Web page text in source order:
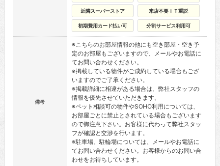
近隣スーパーストア 来店不要ＩＴ重説
初期費用カード払い可 分割サービス利用可
備考
※こちらのお部屋情報の他にも空き部屋・空き予
定のお部屋もございますので、メールやお電話に
てお問い合わせください。
※掲載している物件がご成約している場合もござ
いますのでご了承ください。
※掲載詳細に相違がある場合は、弊社スタッフの
情報を優先させていただきます。
※ペット相談可の物件やSOHO利用については、
お部屋ごとに禁止とされている場合もございます
ので御注意下さい。お客様に代わって弊社スタッ
フが確認と交渉を行います。
※駐車場、駐輪場については、メールやお電話に
てお問い合わせください。お客様からのお問い合
わせをお待ちしています。